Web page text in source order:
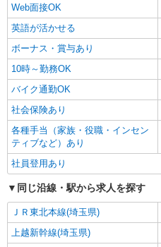
Web面接OK
英語が活かせる
ボーナス・賞与あり
10時～勤務OK
バイク通勤OK
社会保険あり
各種手当（家族・役職・インセン
ティブなど）あり
社員登用あり
同じ沿線・駅から求人を探す
ＪＲ東北本線(埼玉県)
上越新幹線(埼玉県)